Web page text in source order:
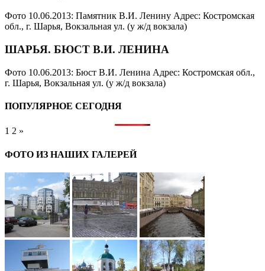
Фото 10.06.2013: Памятник В.И. Ленину Адрес: Костромская
обл., г. Шарья, Вокзальная ул. (у ж/д вокзала)
ШАРЬЯ. БЮСТ В.И. ЛЕНИНА
Фото 10.06.2013: Бюст В.И. Ленина Адрес: Костромская обл.,
г. Шарья, Вокзальная ул. (у ж/д вокзала)
ПОПУЛЯРНОЕ СЕГОДНЯ
1 2 »
ФОТО ИЗ НАШИХ ГАЛЕРЕЙ